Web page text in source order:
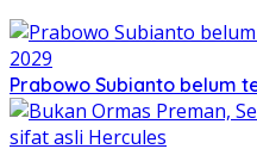
Prabowo Subianto belum